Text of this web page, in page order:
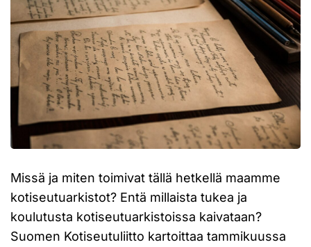
Missä ja miten toimivat tällä hetkellä maamme
kotiseutuarkistot? Entä millaista tukea ja
koulutusta kotiseutuarkistoissa kaivataan?
Suomen Kotiseutuliitto kartoittaa tammikuussa